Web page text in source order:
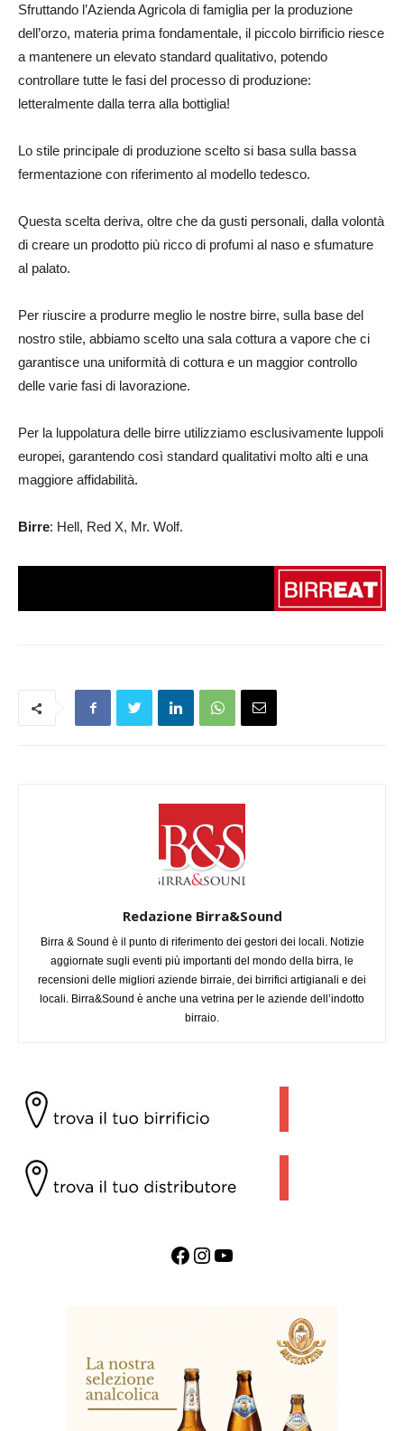
Sfruttando l’Azienda Agricola di famiglia per la produzione
dell’orzo, materia prima fondamentale, il piccolo birrificio riesce
a mantenere un elevato standard qualitativo, potendo
controllare tutte le fasi del processo di produzione:
letteralmente dalla terra alla bottiglia!
Lo stile principale di produzione scelto si basa sulla bassa
fermentazione con riferimento al modello tedesco.
Questa scelta deriva, oltre che da gusti personali, dalla volontà
di creare un prodotto più ricco di profumi al naso e sfumature
al palato.
Per riuscire a produrre meglio le nostre birre, sulla base del
nostro stile, abbiamo scelto una sala cottura a vapore che ci
garantisce una uniformità di cottura e un maggior controllo
delle varie fasi di lavorazione.
Per la luppolatura delle birre utilizziamo esclusivamente luppoli
europei, garantendo così standard qualitativi molto alti e una
maggiore affidabilità.
Birre: Hell, Red X, Mr. Wolf.
Redazione Birra&Sound
Birra & Sound è il punto di riferimento dei gestori dei locali. Notizie
aggiornate sugli eventi più importanti del mondo della birra, le
recensioni delle migliori aziende birraie, dei birrifici artigianali e dei
locali. Birra&Sound è anche una vetrina per le aziende dell’indotto
birraio.
Facebook InstagramYouTube